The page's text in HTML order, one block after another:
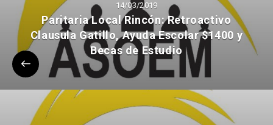
14/03/2019
Paritaria Local Rincón: Retroactivo
Clausula Gatillo, Ayuda Escolar $1400 y
Becas de Estudio